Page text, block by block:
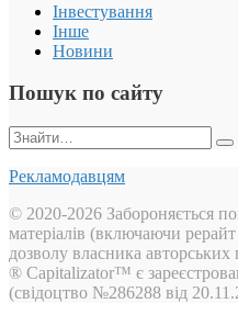
Інвестування
Інше
Новини
Пошук по сайту
Пошук:
Рекламодавцям
© 2020-2026 Забороняється
матеріалів (включаючи
дозволу власника авторських
® Capitalizator™ є
(свідоцтво №286288 від